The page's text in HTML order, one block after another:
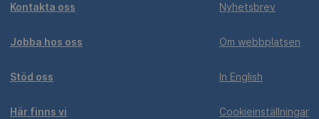
Kontakta oss
Jobba hos oss
Stöd oss
Här finns vi
Nyhetsbrev
Om webbplatsen
In English
Cookieinställningar